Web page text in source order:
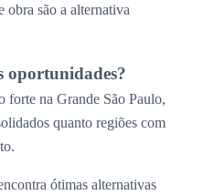
obra são a alternativa
oportunidades?
forte na Grande São Paulo,
quanto regiões com
ótimas alternativas